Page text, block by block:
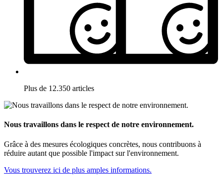
Plus de 12.350 articles
Nous travaillons dans le respect de notre environnement.
Grâce à des mesures écologiques concrètes, nous contribuons à
réduire autant que possible l'impact sur l'environnement.
Vous trouverez ici de plus amples informations.